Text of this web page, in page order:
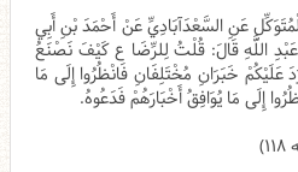
عَنِ السَّعْدَآبَادِيِّ عَنْ أَحْمَدَ بْنِ أَبِي
اللَّهِ قَالَ: قُلْتُ لِلرِّضَا ع كَيْفَ نَصْنَعُ
عَلَيْكُمْ خَبَرَانِ مُخْتَلِفَانِ فَانْظُرُوا إِلَى مَا
إِلَى مَا يُوَافِقُ أَخْبَارَهُمْ فَدَعُوهُ.